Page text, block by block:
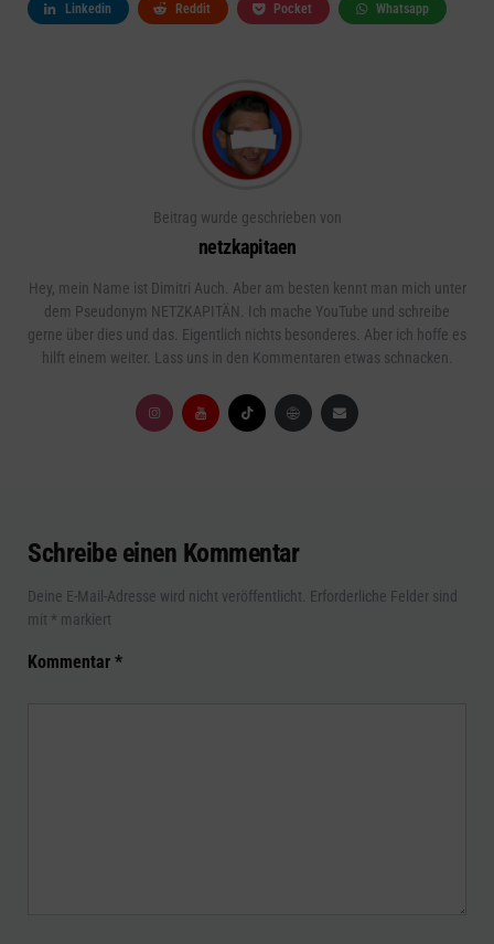
Linkedin Reddit Pocket Whatsapp
Beitrag wurde geschrieben von
netzkapitaen
Hey, mein Name ist Dimitri Auch. Aber am besten kennt man mich unter
dem Pseudonym NETZKAPITÄN. Ich mache YouTube und schreibe
gerne über dies und das. Eigentlich nichts besonderes. Aber ich hoffe es
hilft einem weiter. Lass uns in den Kommentaren etwas schnacken.
Schreibe einen Kommentar
Deine E-Mail-Adresse wird nicht veröffentlicht. Erforderliche Felder sind
mit * markiert
Kommentar *